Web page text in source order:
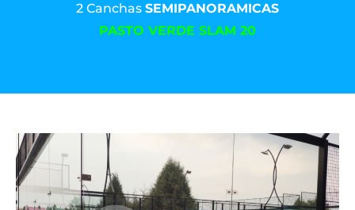
2 Canchas SEMIPANORAMICAS
PASTO VERDE SLAM 20